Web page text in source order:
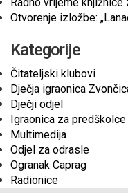
Otvorenje izložbe:
Kategorije
Čitateljski klubovi
Dječja igraonica
Dječji odjel
Igraonica za
Multimedija
Odjel za odrasle
Ogranak Caprag
Radionice